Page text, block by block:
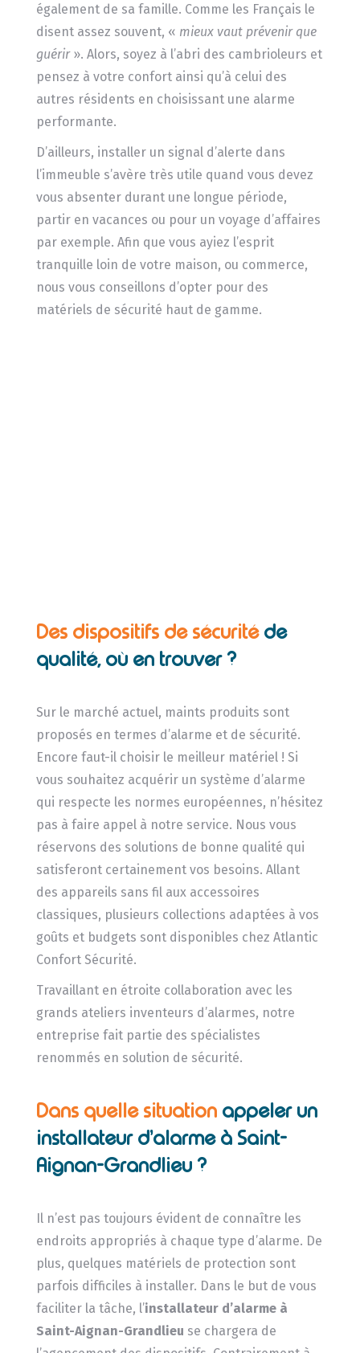
également de sa famille. Comme les Français le
disent assez souvent, « mieux vaut prévenir que
guérir». Alors, soyez à l’abri des cambrioleurs et
pensez à votre confort ainsi qu’à celui des
autres résidents en choisissant une alarme
performante.
D’ailleurs, installer un signal d’alerte dans
l’immeuble s’avère très utile quand vous devez
vous absenter durant une longue période,
partir en vacances ou pour un voyage d’affaires
par exemple. Afin que vous ayiez l’esprit
tranquille loin de votre maison, ou commerce,
nous vous conseillons d’opter pour des
matériels de sécurité haut de gamme.
Des dispositifs de sécurité de
qualité, où en trouver ?
Sur le marché actuel, maints produits sont
proposés en termes d’alarme et de sécurité.
Encore faut-il choisir le meilleur matériel ! Si
vous souhaitez acquérir un système d’alarme
qui respecte les normes européennes, n’hésitez
pas à faire appel à notre service. Nous vous
réservons des solutions de bonne qualité qui
satisferont certainement vos besoins. Allant
des appareils sans fil aux accessoires
classiques, plusieurs collections adaptées à vos
goûts et budgets sont disponibles chez Atlantic
Confort Sécurité.
Travaillant en étroite collaboration avec les
grands ateliers inventeurs d’alarmes, notre
entreprise fait partie des spécialistes
renommés en solution de sécurité.
Dans quelle situation appeler un
installateur d’alarme à Saint-
Aignan-Grandlieu ?
Il n’est pas toujours évident de connaître les
endroits appropriés à chaque type d’alarme. De
plus, quelques matériels de protection sont
parfois difficiles à installer. Dans le but de vous
faciliter la tâche, l’installateur d’alarme à
Saint-Aignan-Grandlieu se chargera de